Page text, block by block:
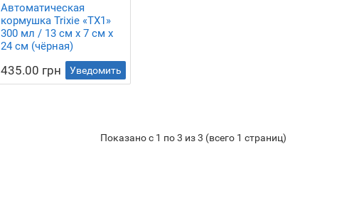
Автоматическая
кормушка Trixie «TX1»
300 мл / 13 см x 7 см x
24 см (чёрная)
435.00 грн Уведомить
Показано с 1 по 3 из 3 (всего 1 страниц)